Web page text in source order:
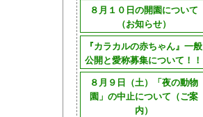
８月１０日の開園について
（お知らせ）
『カラカルの赤ちゃん』一般
公開と愛称募集について！！
８月９日（土）「夜の動物
園」の中止について（ご案
内）